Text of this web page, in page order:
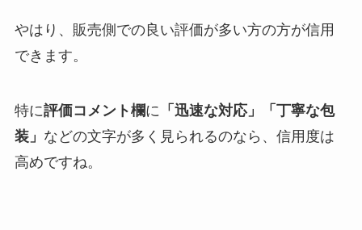
やはり、販売側での良い評価が多い方の方が信用
できます。
特に評価コメント欄に 「迅速な対応」「丁寧な包
装」 などの文字が多く見られるのなら、信用度は
高めですね。